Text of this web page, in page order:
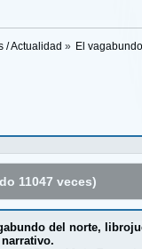
/ Actualidad » El
11047 veces)
del norte,